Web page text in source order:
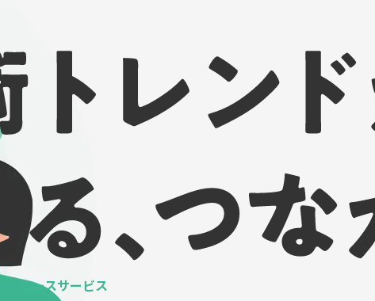
タベースサービス